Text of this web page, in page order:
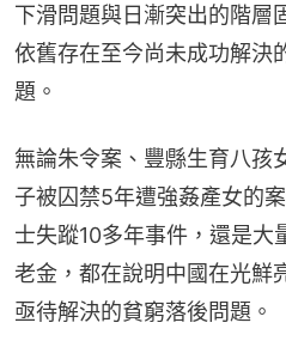
下滑問題與日漸突出的階層
依舊存在至今尚未成功解決
題。
無論朱令案、豐縣生育八孩
子被囚禁5年遭強姦產女的
士失蹤10多年事件，還是大
老金，都在說明中國在光鮮
亟待解決的貧窮落後問題。